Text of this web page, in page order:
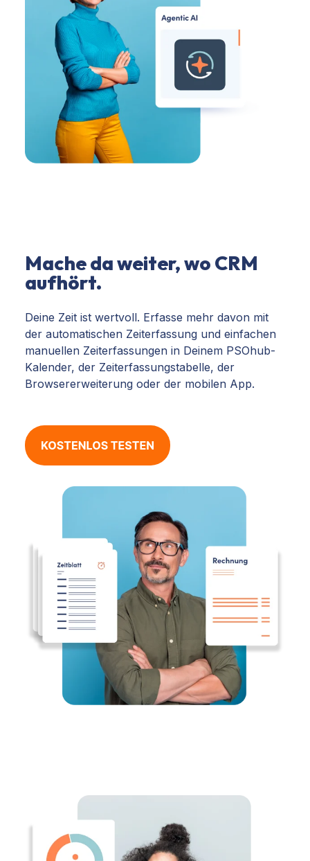
Mache da weiter, wo CRM
aufhört.
Deine Zeit ist wertvoll. Erfasse mehr davon mit
der automatischen Zeiterfassung und einfachen
manuellen Zeiterfassungen in Deinem PSOhub-
Kalender, der Zeiterfassungstabelle, der
Browsererweiterung oder der mobilen App.